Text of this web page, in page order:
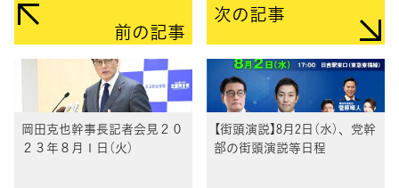
前の記事
岡田克也幹事長記者会見２０
２３年８月１日（火）
次の記事
【街頭演説】8月2日（水）、党幹
部の街頭演説等日程